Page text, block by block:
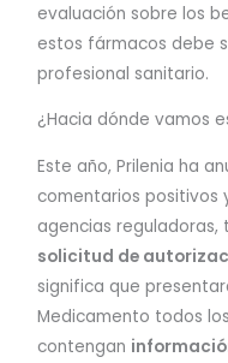
evaluación sobre los
estos fármacos debe
profesional sanitario.
¿Hacia dónde vamos
Este año, Prilenia ha
comentarios positivos
agencias reguladoras,
solicitud de
significa que
Medicamento todos
contengan